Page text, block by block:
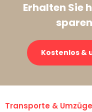
Erhalten Sie
Kostenlos &
Transporte &